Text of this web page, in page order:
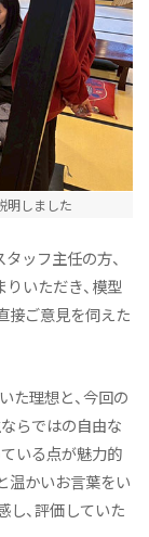
明しました
ッフ主任の方、
いただき、模型
接ご意見を伺えた
た理想と、今回の
らではの自由な
いる点が魅力的
温かいお言葉をい
し、評価していた